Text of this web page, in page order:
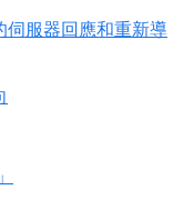
伺服器回應和重新導